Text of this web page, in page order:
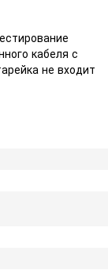
кабеля с
не входит